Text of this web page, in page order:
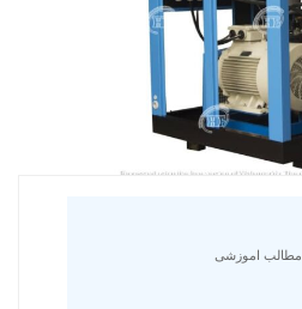
مطالب اموزشی